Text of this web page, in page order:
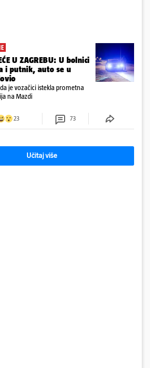
U ZAGREBU: U bolnici
i putnik, auto se u
je vozačici istekla prometna
na Mazdi
23 73
Učitaj više